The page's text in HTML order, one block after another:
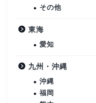
その他
東海
愛知
九州・沖縄
沖縄
福岡